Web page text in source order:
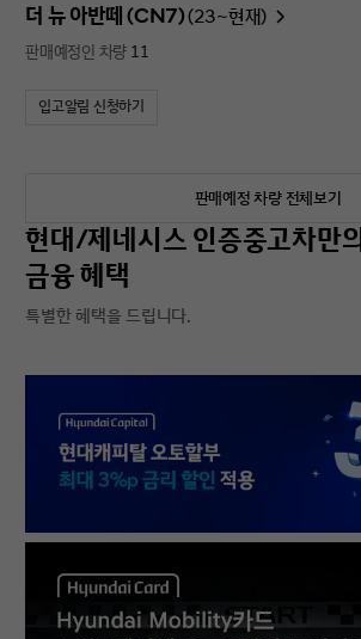
더 뉴 아반떼 (CN7)(23~현재)
판매예정인 차량 11
입고알림 신청하기
판매예정 차량 전체보기
현대/제네시스 인증중고차만의
금융 혜택
특별한 혜택을 드립니다.